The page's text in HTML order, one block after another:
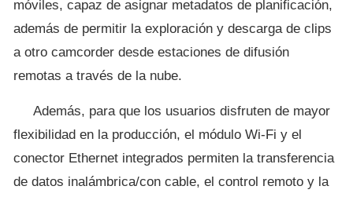
móviles, capaz de asignar metadatos de planificación,
además de permitir la exploración y descarga de clips
a otro camcorder desde estaciones de difusión
remotas a través de la nube.
Además, para que los usuarios disfruten de mayor
flexibilidad en la producción, el módulo Wi-Fi y el
conector Ethernet integrados permiten la transferencia
de datos inalámbrica/con cable, el control remoto y la